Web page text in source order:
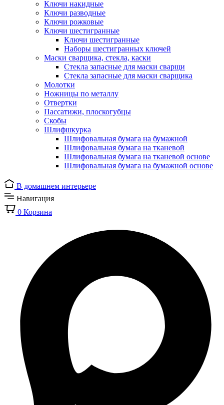
Ключи накидные
Ключи разводные
Ключи рожковые
Ключи шестигранные
Ключи шестигранные
Наборы шестигранных ключей
Маски сварщика, стекла, каски
Стекла запасные для маски сварщи
Стекла запасные для маски сварщика
Молотки
Ножницы по металлу
Отвертки
Пассатижи, плоскогубцы
Скобы
Шлифшкурка
Шлифовальная бумага на бумажной
Шлифовальная бумага на тканевой
Шлифовальная бумага на тканевой основе
Шлифовальная бумага на бумажной основе
В домашнем интерьере
Навигация
0 Корзина